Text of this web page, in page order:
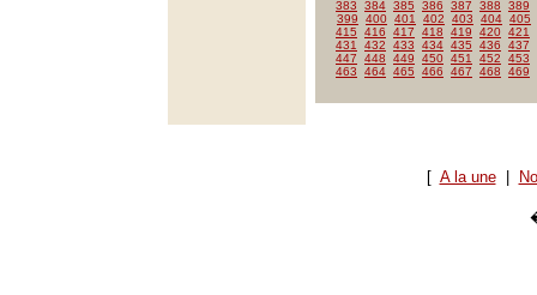
383
384 385 386 387 388
389
399
400 401 402 403 404 405
415
416 417 418 419 420 421
431
432 433 434 435 436
437
447
448 449 450 451 452
453
463
464 465 466 467 468 469
[ A la une|